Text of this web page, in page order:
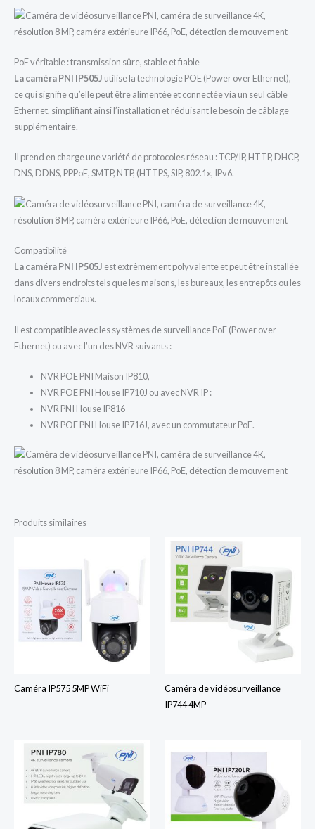
PoE véritable : transmission sûre, stable et fiable
La caméra PNI IP505J utilise la technologie POE (Power over Ethernet),
ce qui signifie qu’elle peut être alimentée et connectée via un seul câble
Ethernet, simplifiant ainsi l’installation et réduisant le besoin de câblage
supplémentaire.
Il prend en charge une variété de protocoles réseau : TCP/IP, HTTP, DHCP,
DNS, DDNS, PPPoE, SMTP, NTP, (HTTPS, SIP, 802.1x, IPv6.
Compatibilité
La caméra PNI IP505J est extrêmement polyvalente et peut être installée
dans divers endroits tels que les maisons, les bureaux, les entrepôts ou les
locaux commerciaux.
Il est compatible avec les systèmes de surveillance PoE (Power over
Ethernet) ou avec l’un des NVR suivants :
NVR POE PNI Maison IP810,
NVR POE PNI House IP710J ou avec NVR IP :
NVR PNI House IP816
NVR POE PNI House IP716J, avec un commutateur PoE.
Produits similaires
Caméra IP575 5MP WiFi
Caméra de vidéosurveillance
IP744 4MP